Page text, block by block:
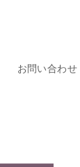
お問い合わせ